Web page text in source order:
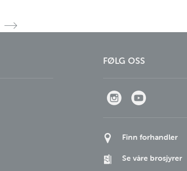
FØLG OSS
Finn forhandler
Se våre brosjyrer